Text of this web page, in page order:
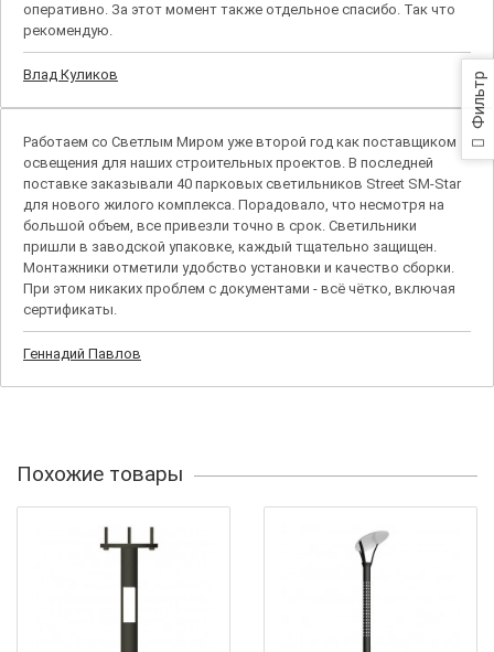
Фильтр
оперативно. За этот момент также отдельное спасибо. Так что
рекомендую.
Влад Куликов
Работаем со Светлым Миром уже второй год как поставщиком
освещения для наших строительных проектов. В последней
поставке заказывали 40 парковых светильников Street SM-Star
для нового жилого комплекса. Порадовало, что несмотря на
большой объем, все привезли точно в срок. Светильники
пришли в заводской упаковке, каждый тщательно защищен.
Монтажники отметили удобство установки и качество сборки.
При этом никаких проблем с документами - всё чётко, включая
сертификаты.
Геннадий Павлов
Похожие товары